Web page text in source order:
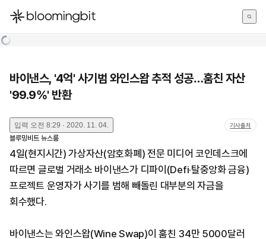
한국어
바이낸스, '4억' 사기범 와인스왑 추적 성공…훔친 자산
'99.9%' 반환
입력 오전 8:29 · 2020. 11. 04. 기사출처
블루밍비트 뉴스룸
4일(현지시간) 가상자산(암호화폐) 전문 미디어 코인데스크에
따르면 글로벌 거래소 바이낸스가 디파이(Defi·탈중앙화 금융)
프로젝트 운영자가 사기를 범해 빼돌린 대부분의 자금을
회수했다.
바이낸스는 와인스왑(Wine Swap)이 훔친 34만 5000달러